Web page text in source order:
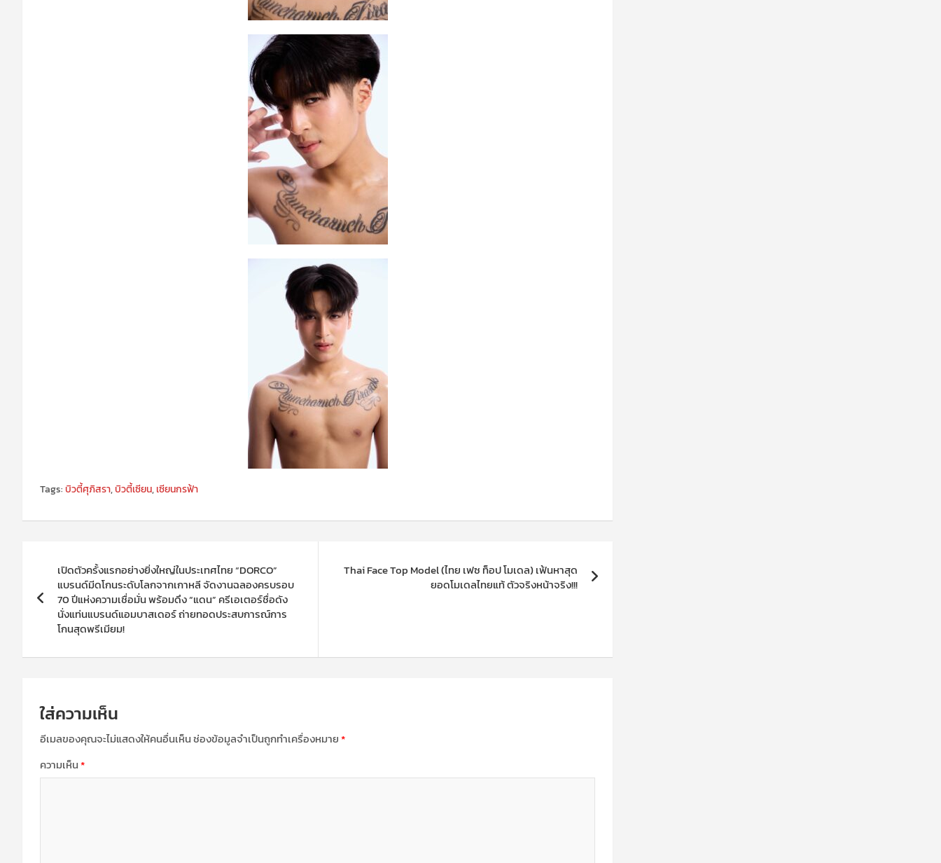
Tags:บิวตี้ศุภิสรา,บิวตี้เซียน,เซียนกรฟ้า
เรื่องเปิดตัวครั้งแรกอย่างยิ่งใหญ่ในประเทศไทย “DORCO”
แบรนด์มีดโกนระดับโลกจากเกาหลี จัดงานฉลองครบรอบ
70 ปีแห่งความเชื่อมั่น พร้อมดึง “แดน” ครีเอเตอร์ชื่อดัง
นั่งแท่นแบรนด์แอมบาสเดอร์ ถ่ายทอดประสบการณ์การ
โกนสุดพรีเมียม!
Thai Face Top Model (ไทย เฟซ ท็อป โมเดล) เฟ้นหาสุด
ยอดโมเดลไทยแท้ ตัวจริงหน้าจริง!!!
ใส่ความเห็น
อีเมลของคุณจะไม่แสดงให้คนอื่นเห็นช่องข้อมูลจำเป็นถูกทำเครื่องหมาย*
ความเห็น*